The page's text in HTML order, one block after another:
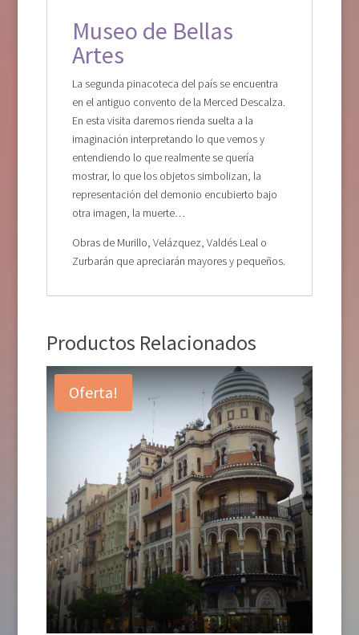
Museo de Bellas
Artes
La segunda pinacoteca del país se encuentra
en el antiguo convento de la Merced Descalza.
En esta visita daremos rienda suelta a la
imaginación interpretando lo que vemos y
entendiendo lo que realmente se quería
mostrar, lo que los objetos simbolizan, la
representación del demonio encubierto bajo
otra imagen, la muerte…
Obras de Murillo, Velázquez, Valdés Leal o
Zurbarán que apreciarán mayores y pequeños.
Productos Relacionados
Oferta!